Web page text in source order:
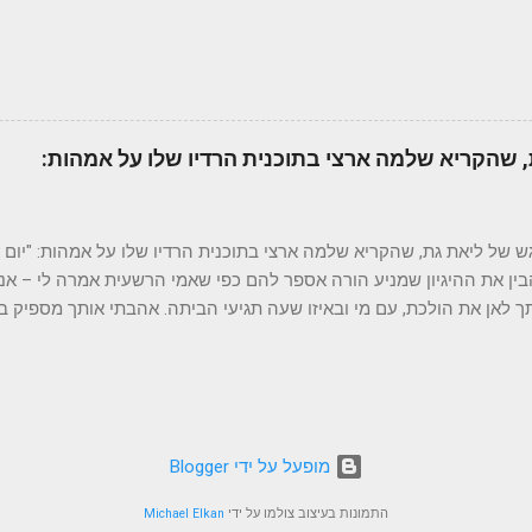
שלמה ארצי בתוכנית הרדיו שלו על אמהות:
של ליאת גת, שהקריא שלמה ארצי בתוכנית הרדיו שלו על אמהות: "יום
את ההיגיון שמניע הורה אספר להם כפי שאמי הרשעית אמרה לי –
לאן את הולכת, עם מי ובאיזו שעה תגיעי הביתה. אהבתי אותך מספיק
שהייתה אמורה לקחת רבע שעה. אהבתי אותך מספיק בכך שהראתי
שתשנאי אותי אחר-כך בגלל זה. אלה היו הקרבות הכי קשים. אני מניחה
אחד כשילדייך יהיו מספיק בוגרים, להבין את ההיגיון שמניע הורים, את
רשעית'. אני יודעת שאמא שלי הייתה רשעית, הכי רשעית בעולם. בזמן
‏מופעל על ידי Blogger
התמונות בעיצוב צולמו על ידי Michael Elkan